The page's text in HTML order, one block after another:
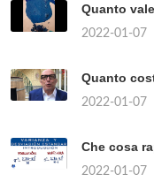
Quanto
2022-01-07
Quanto
2022-01-07
Che cosa
2022-01-07